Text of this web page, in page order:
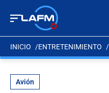
INICIO ENTRETENIMIENTO
Avión